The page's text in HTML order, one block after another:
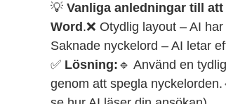
💡 Vanliga anledningar till
Word .❌ Otydlig layout – AI
Saknade nyckelord – AI letar
✅ Lösning: 🔹 Använd en
genom att spegla